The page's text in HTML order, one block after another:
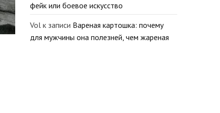
фейк или боевое искусство
Vol к записи Вареная картошка: почему
для мужчины она полезней, чем жареная